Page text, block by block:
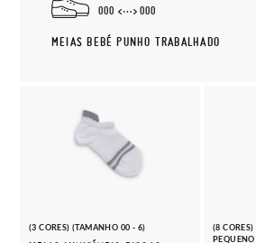
000 000
MEIAS BEBÉ PUNHO TRABALHADO
(3 CORES) (TAMANHO 00 - 6)
(8
PEQUENO